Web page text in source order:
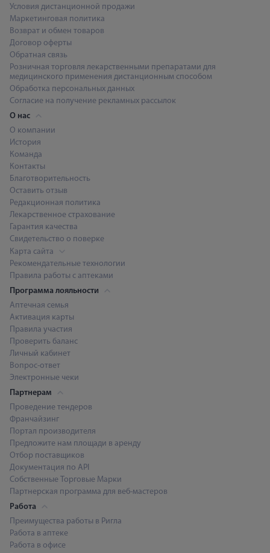
Условия дистанционной продажи
Маркетинговая политика
Возврат и обмен товаров
Договор оферты
Обратная связь
Розничная торговля лекарственными препаратами для
медицинского применения дистанционным способом
Обработка персональных данных
Согласие на получение рекламных рассылок
О нас
О компании
История
Команда
Контакты
Благотворительность
Оставить отзыв
Редакционная политика
Лекарственное страхование
Гарантия качества
Свидетельство о поверке
Карта сайта
Рекомендательные технологии
Правила работы с аптеками
Программа лояльности
Аптечная семья
Активация карты
Правила участия
Проверить баланс
Личный кабинет
Вопрос-ответ
Электронные чеки
Партнерам
Проведение тендеров
Франчайзинг
Портал производителя
Предложите нам площади в аренду
Отбор поставщиков
Документация по API
Собственные Торговые Марки
Партнерская программа для веб-мастеров
Работа
Преимущества работы в Ригла
Работа в аптеке
Работа в офисе